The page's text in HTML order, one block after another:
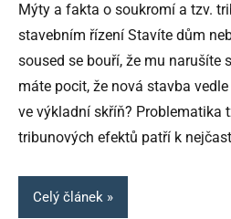
Mýty a fakta o soukromí a tzv.
stavebním řízení Stavíte dům
soused se bouří, že mu narušíte
máte pocit, že nová stavba
ve výkladní skříň? Problematika
tribunových efektů patří k
Celý článek